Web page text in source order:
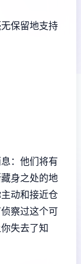
保留地支持
：他们将有
身之处的地
动和接近仓
察过这个可
失去了知